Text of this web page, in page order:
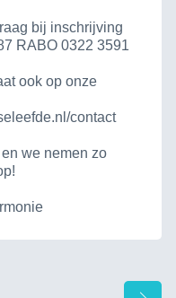
bij inschrijving
RABO 0322 3591
ook op onze
contact
we nemen zo